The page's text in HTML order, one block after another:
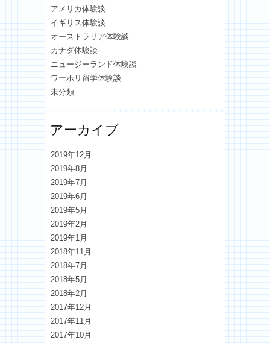
アメリカ体験談
イギリス体験談
オーストラリア体験談
カナダ体験談
ニュージーランド体験談
ワーホリ留学体験談
未分類
アーカイブ
2019年12月
2019年8月
2019年7月
2019年6月
2019年5月
2019年2月
2019年1月
2018年11月
2018年7月
2018年5月
2018年2月
2017年12月
2017年11月
2017年10月